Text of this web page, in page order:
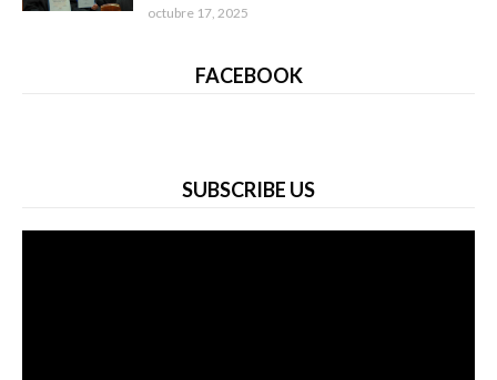
octubre 17, 2025
FACEBOOK
SUBSCRIBE US